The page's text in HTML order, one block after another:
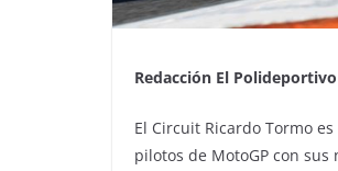
Redacción El Polideportivo
El Circuit Ricardo Tormo
pilotos de MotoGP con